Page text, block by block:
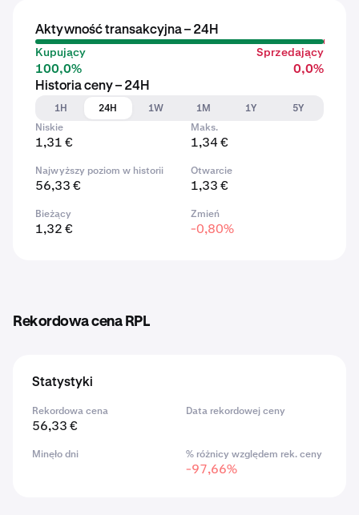
Aktywność transakcyjna – 24H
Kupujący
100,0%
Sprzedający
0,0%
Historia ceny – 24H
1H
24H 1W 1M 1Y
5Y
Niskie
1,31 €
Maks.
1,34 €
Najwyższy poziom w historii
56,33 €
Otwarcie
1,33 €
Bieżący
1,32 €
Zmień
-0,80%
Rekordowa cena RPL
Statystyki
Rekordowa cena
56,33 €
Data rekordowej ceny
Minęło dni % różnicy względem rek. ceny
-97,66%